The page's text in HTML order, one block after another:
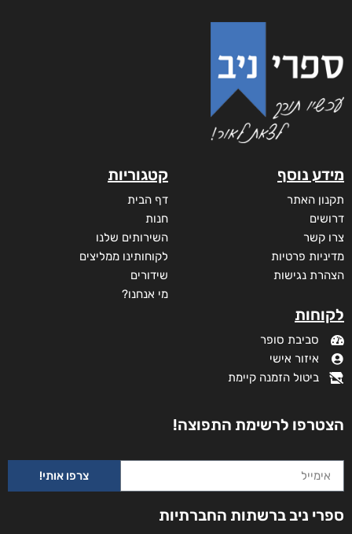
מידע נוסף
תקנון האתר
דרושים
צרו קשר
מדיניות פרטיות
הצהרת נגישות
לקוחות
סביבת סופר
איזור אישי
ביטול הזמנה קיימת
קטגוריות
דף הבית
חנות
השירותים שלנו
לקוחותינו ממליצים
שידורים
מי אנחנו?
הצטרפו לרשימת התפוצה!
צרפו אותי!
ספרי ניב ברשתות החברתיות